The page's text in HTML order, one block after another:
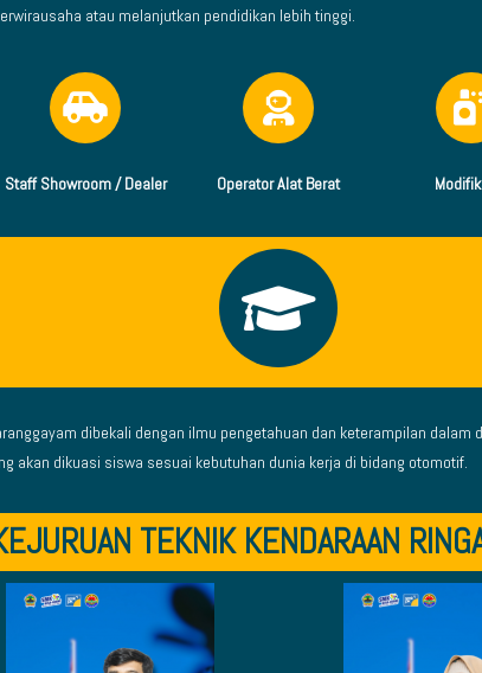
atau melanjutkan pendidikan lebih tinggi.
Staff Showroom / Dealer Operator Alat Berat
dibekali dengan ilmu pengetahuan dan keterampilan
akan dikuasi siswa sesuai kebutuhan dunia kerja di bidang otomotif.
TEKNIK KENDARAAN